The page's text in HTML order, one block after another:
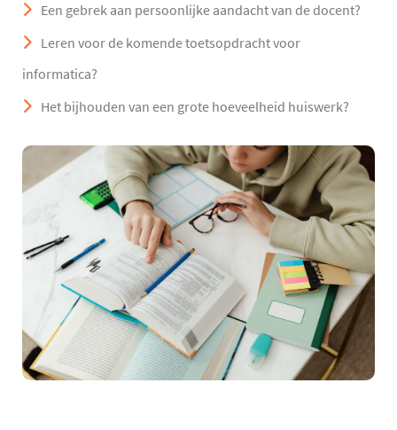
Een gebrek aan persoonlijke aandacht van de docent?
Leren voor de komende toetsopdracht voor
informatica?
Het bijhouden van een grote hoeveelheid huiswerk?